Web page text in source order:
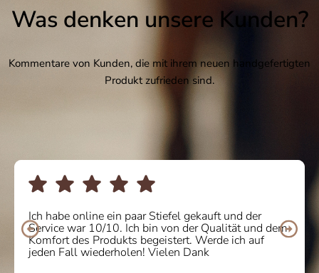
Was denken unsere Kunden?
Kommentare von Kunden, die mit ihrem neuen handgefertigten
Produkt zufrieden sind.
Ich habe online ein paar Stiefel gekauft und der
Service war 10/10. Ich bin von der Qualität und dem
Komfort des Produkts begeistert. Werde ich auf
jeden Fall wiederholen! Vielen Dank